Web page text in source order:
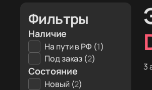
Фильтры
Наличие
На пути в РФ (1)
Под заказ (2)
Состояние
Новый (2)
3